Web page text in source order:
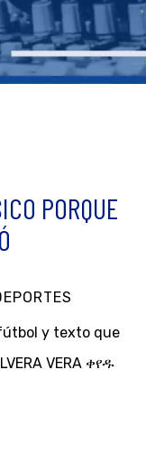
PORQUE